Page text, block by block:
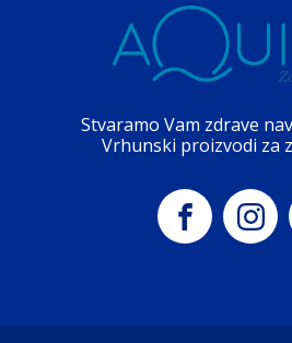
Stvaramo Vam zdrave
Vrhunski proizvodi za